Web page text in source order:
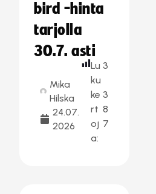
bird -hinta
tarjolla
30.7. asti
Mika
Hilska
24.07.
2026
Lu
ku
ke
rt
oj
a:
3
3
8
7